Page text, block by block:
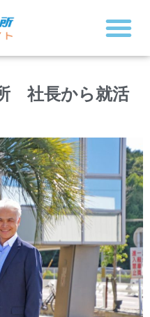
社長から就活